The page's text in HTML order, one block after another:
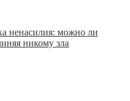
ненасилия: можно ли
никому зла